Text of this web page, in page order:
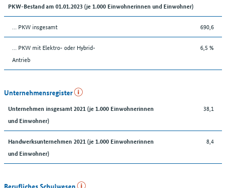
PKW-Bestand am 01.01.2023 (je 1.000 Einwohnerinnen und Einwohner)
… PKW insgesamt 690,6
… PKW mit Elektro- oder Hybrid-
Antrieb
6,5 %
Unternehmensregister
Unternehmen insgesamt 2021 (je 1.000 Einwohnerinnen
und Einwohner)
38,1
Handwerksunternehmen 2021 (je 1.000 Einwohnerinnen
und Einwohner)
8,4
Berufliches Schulwesen